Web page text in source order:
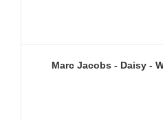
Marc Jacobs - Daisy -